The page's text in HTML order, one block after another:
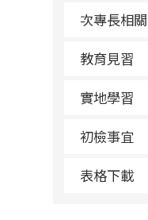
次專長相關
教育見習
實地學習
初檢事宜
表格下載